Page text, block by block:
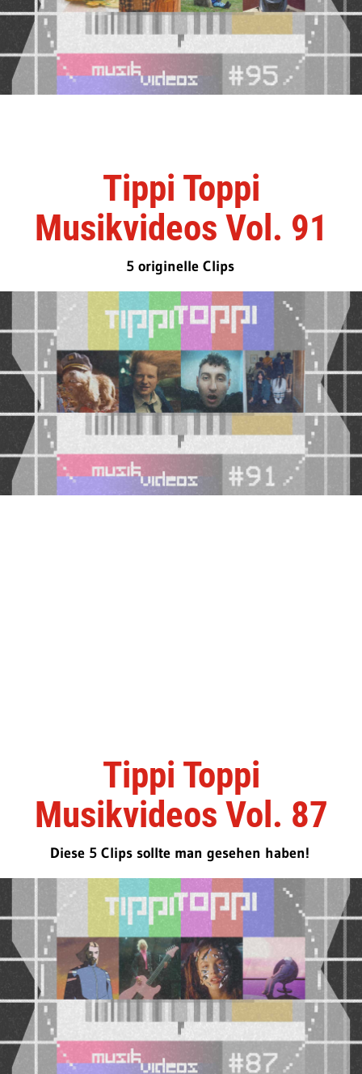
Tippi Toppi
Musikvideos Vol. 91
5 originelle Clips
Tippi Toppi
Musikvideos Vol. 87
Diese 5 Clips sollte man gesehen haben!